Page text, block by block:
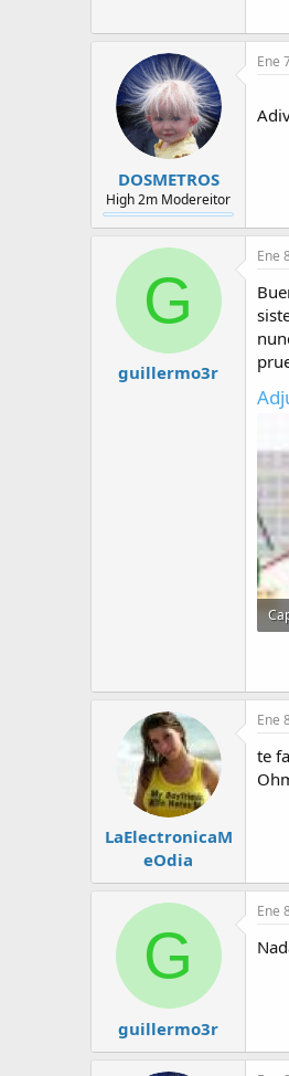
DOSMETROS
High 2m Modereitor
Ene
G
guillermo3r
Ene
LaElectronicaM
eOdia
Ene
te
G
guillermo3r
Ene